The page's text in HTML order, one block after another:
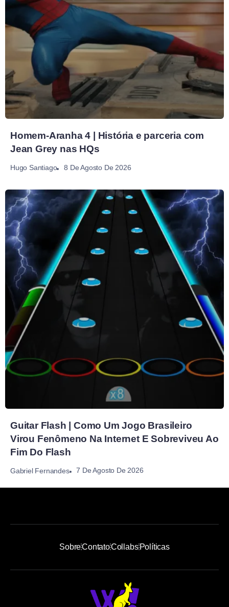
Homem-Aranha 4 | História e parceria com
Jean Grey nas HQs
Hugo Santiago 8 De Agosto De 2026
Guitar Flash | Como Um Jogo Brasileiro
Virou Fenômeno Na Internet E Sobreviveu Ao
Fim Do Flash
Gabriel Fernandes 7 De Agosto De 2026
SobreContatoCollabsPolíticas